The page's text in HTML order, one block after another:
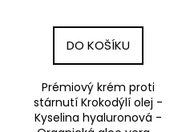
DO KOŠÍKU
Prémiový krém proti
stárnutí Krokodýlí olej -
Kyselina hyaluronová -